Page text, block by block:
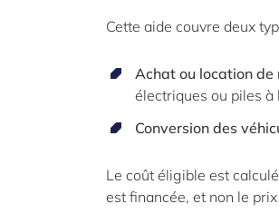
Cette aide couvre deux
Achat ou location de
électriques ou piles à
Conversion des
Le coût éligible est
est financée, et non le